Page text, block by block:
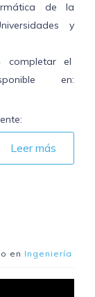
de la
y
completar el
en:
Leer más
en Ingeniería